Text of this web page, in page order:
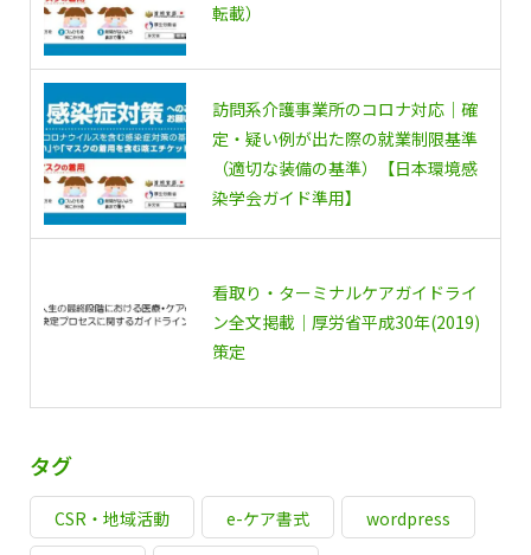
転載）
訪問系介護事業所のコロナ対応｜確
定・疑い例が出た際の就業制限基準
（適切な装備の基準）【日本環境感
染学会ガイド準用】
看取り・ターミナルケアガイドライ
ン全文掲載｜厚労省平成30年(2019)
策定
タグ
CSR・地域活動 e-ケア書式 wordpress